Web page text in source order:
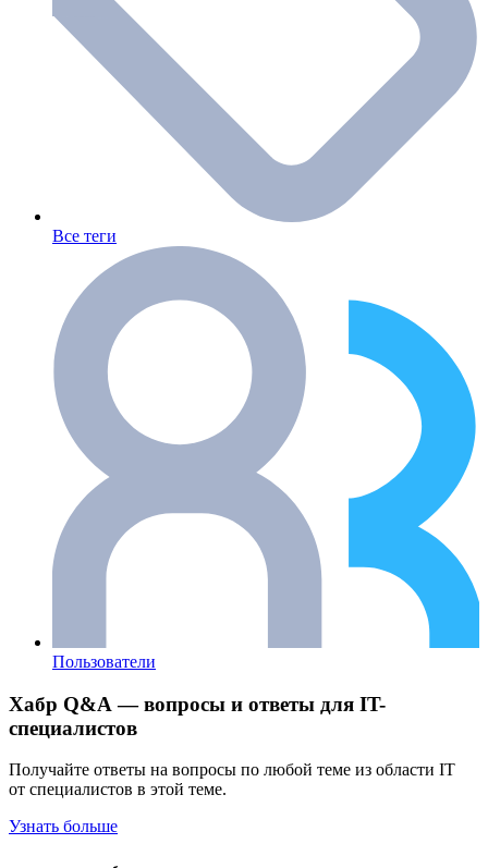
Все теги
Пользователи
Хабр Q&A — вопросы и ответы для IT-
специалистов
Получайте ответы на вопросы по любой теме из области IT
от специалистов в этой теме.
Узнать больше